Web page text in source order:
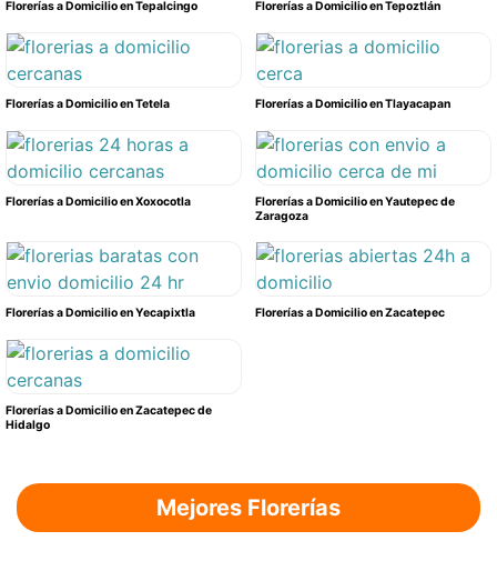
Florerías a Domicilio en Tepalcingo Florerías a Domicilio en Tepoztlán
Florerías a Domicilio en Tetela Florerías a Domicilio en Tlayacapan
Florerías a Domicilio en Xoxocotla
Florerías a Domicilio en Yautepec de
Zaragoza
Florerías a Domicilio en Yecapixtla Florerías a Domicilio en Zacatepec
Florerías a Domicilio en Zacatepec de
Hidalgo
Mejores Florerías